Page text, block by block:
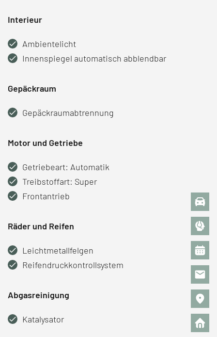
Interieur
Ambientelicht
Innenspiegel automatisch abblendbar
Gepäckraum
Gepäckraumabtrennung
Motor und Getriebe
Getriebeart: Automatik
Treibstoffart: Super
Frontantrieb
Räder und Reifen
Leichtmetallfelgen
Reifendruckkontrollsystem
Abgasreinigung
Katalysator